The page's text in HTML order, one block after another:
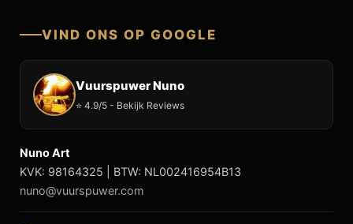
VIND ONS OP GOOGLE
Vuurspuwer Nuno
⭐ 4.9/5 - Bekijk Reviews
Nuno Art
KVK: 98164325 | BTW: NL002416954B13
nuno@vuurspuwer.com